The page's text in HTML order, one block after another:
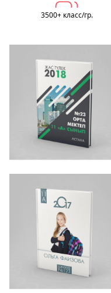
3500+ класс/гр.